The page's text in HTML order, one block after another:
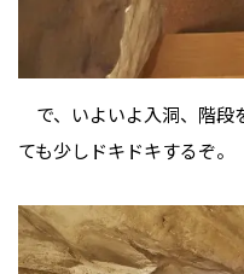
で、いよいよ入洞、階段
ても少しドキドキするぞ。